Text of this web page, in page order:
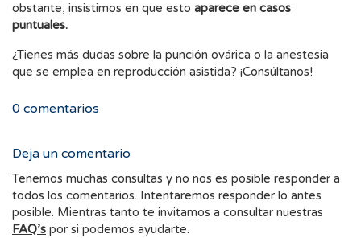
obstante, insistimos en que esto aparece en casos
puntuales.
¿Tienes más dudas sobre la punción ovárica o la anestesia
que se emplea en reproducción asistida? ¡Consúltanos!
0 comentarios
Deja un comentario
Tenemos muchas consultas y no nos es posible responder a
todos los comentarios. Intentaremos responder lo antes
posible. Mientras tanto te invitamos a consultar nuestras
FAQ’s por si podemos ayudarte.